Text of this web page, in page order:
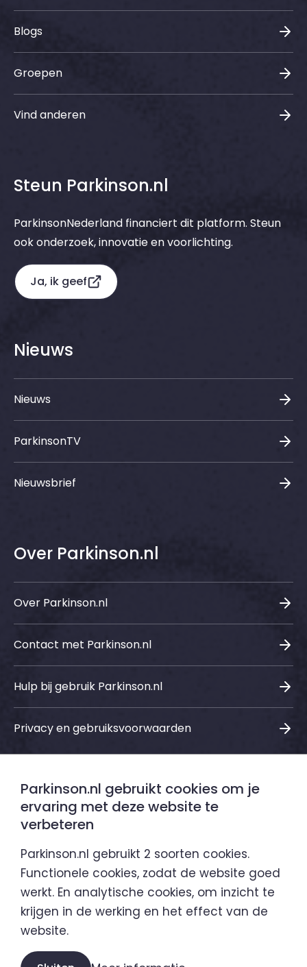
Blogs
Groepen
Vind anderen
Steun Parkinson.nl
ParkinsonNederland financiert dit platform. Steun
ook onderzoek, innovatie en voorlichting.
Ja, ik geef
Nieuws
Nieuws
ParkinsonTV
Nieuwsbrief
Over Parkinson.nl
Over Parkinson.nl
Contact met Parkinson.nl
Hulp bij gebruik Parkinson.nl
Privacy en gebruiksvoorwaarden
Sociale media
Parkinson.nl is een initiatief van
Parkinson.nl gebruikt cookies om je
ervaring met deze website te
verbeteren
Parkinson.nl gebruikt 2 soorten cookies.
Functionele cookies, zodat de website goed
werkt. En analytische cookies, om inzicht te
krijgen in de werking en het effect van de
website.